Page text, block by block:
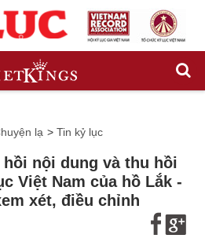
lạ > Tin kỷ lục
hồi nội dung và thu hồi
Việt Nam của hồ Lắk -
xét, điều chỉnh